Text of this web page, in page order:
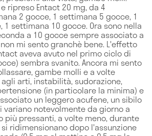
ripreso Entact 20 mg, da 4
2 gocce, 1 settimana 5 gocce, 1
settimana 10 gocce. Ora sono nella
a 10 gocce sempre associato a
mi sento granchè bene. L'effetto
aveva avuto nel primo ciclo di
sembra svanito. Ancora mi sento
gambe molli e a volte
arti, instabilità, sudorazione,
(in particolare la minima) e
un leggero acufene, un sibilo
variano notevolmente da giorno a
più pressanti, a volte meno, durante
ridimensionano dopo l'assunzione